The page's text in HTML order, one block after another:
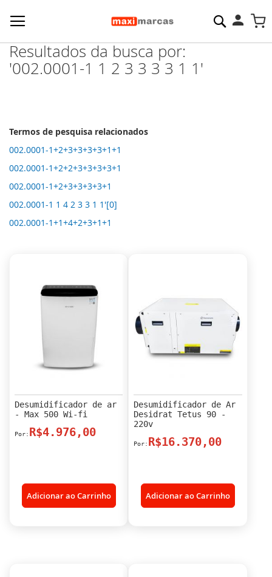
Pesquisa
Resultados da busca por:
'002.0001-1 1 2 3 3 3 3 1 1'
Termos de pesquisa relacionados
002.0001-1+2+3+3+3+3+1+1
002.0001-1+2+2+3+3+3+3+1
002.0001-1+2+3+3+3+3+1
002.0001-1 1 4 2 3 3 1 1'[0]
002.0001-1+1+4+2+3+1+1
Desumidificador de ar
- Max 500 Wi-fi
R$4.976,00
Adicionar ao Carrinho
Desumidificador de Ar
Desidrat Tetus 90 -
220v
R$16.370,00
Adicionar ao Carrinho